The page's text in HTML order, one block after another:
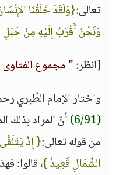
تعالى:{وَلَقَدْ خَلَقْنَا
وَنَحْنُ أَقْرَبُ إِلَيْهِ مِنْ حَبْلِ
[انظر:" مجموع
واختار الإمام الطّبري
(6/91)
أنّ المراد بذلك
من قوله تعالى:{ إِذْ
الشِّمَالِ قَعِيدٌ }، قالوا: